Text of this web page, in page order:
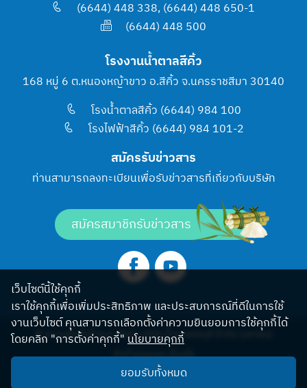
(6644) 448 338, (6644) 448 650-1
(6644) 448 500
โรงงานน้ำตาลสีคิ้ว
168 หมู่ 6 ต.หนองหญ้าขาว อ.สีคิ้ว จ.นครราชสีมา 30140
โรงน้ำตาลสีคิ้ว (6644) 984 100
โรงไฟฟ้าสีคิ้ว (6644) 984 101-2
สมัครรับข่าวสาร
ท่านสามารถลงทะเบียนเพื่อรับข่าวสารที่เกี่ยวกับบริษัท
สมัครสมาชิกรับข่าวสาร
© สงวนลิขสิทธิ์ พ.ศ.2565 บริษัท น้ำตาลครบุรี จำกัด (มหาชน)
ข้อกำหนดและเงื่อนไข
โครงสร้างเว็บไซต์
เว็บไซต์นี้ใช้คุกกี้
เราใช้คุกกี้เพื่อเพิ่มประสิทธิภาพ และประสบการณ์ที่ดีในการใช้
งานเว็บไซต์ คุณสามารถเลือกตั้งค่าความยินยอมการใช้คุกกี้ได้
โดยคลิก "การตั้งค่าคุกกี้"นโยบายคุกกี้
ยอมรับทั้งหมด